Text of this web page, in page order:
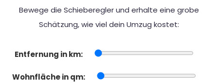
Bewege die Schieberegler und erhalte eine grobe
Schätzung, wie viel dein Umzug kostet:
Entfernung in km:
Wohnfläche in qm: